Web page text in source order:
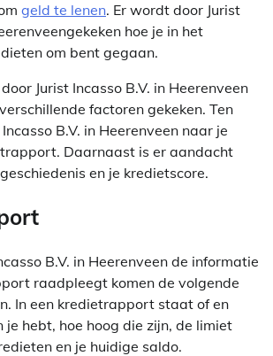
geld te lenen. Er wordt door Jurist
hoe je in het
om bent gegaan.
Jurist Incasso B.V. in Heerenveen
factoren gekeken. Ten
B.V. in Heerenveen naar je
Daarnaast is er aandacht
en je kredietscore.
B.V. in Heerenveen de informatie
raadpleegt komen de volgende
In een kredietrapport staat of en
je hebt, hoe hoog die zijn, de limiet
en je huidige saldo.